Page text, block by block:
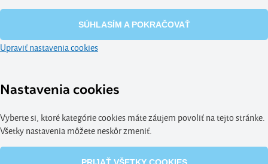
SÚHLASÍM A POKRAČOVAŤ
Upraviť nastavenia cookies
Nastavenia cookies
Vyberte si, ktoré kategórie cookies máte záujem povoliť na tejto stránke.
Všetky nastavenia môžete neskôr zmeniť.
PRIJAŤ VŠETKY COOKIES